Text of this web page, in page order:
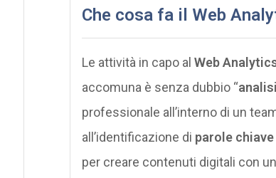
Che cosa fa il Web
Le attività in capo al Web
accomuna è senza dubbio “analisi
professionale all’interno di un
all’identificazione di parole chiave
per creare contenuti digitali con